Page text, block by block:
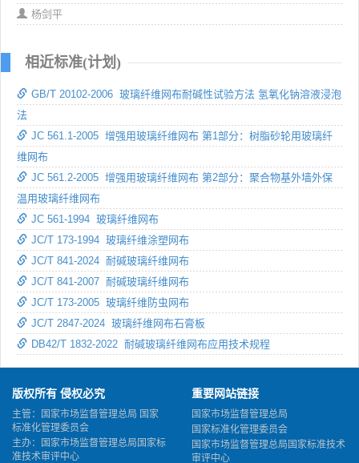
杨剑平
相近标准(计划)
GB/T 20102-2006 玻璃纤维网布耐碱性试验方法 氢氧化钠溶液浸泡
法
JC 561.1-2005 增强用玻璃纤维网布 第1部分：树脂砂轮用玻璃纤
维网布
JC 561.2-2005 增强用玻璃纤维网布 第2部分：聚合物基外墙外保
温用玻璃纤维网布
JC 561-1994 玻璃纤维网布
JC/T 173-1994 玻璃纤维涂塑网布
JC/T 841-2024 耐碱玻璃纤维网布
JC/T 841-2007 耐碱玻璃纤维网布
JC/T 173-2005 玻璃纤维防虫网布
JC/T 2847-2024 玻璃纤维网布石膏板
DB42/T 1832-2022 耐碱玻璃纤维网布应用技术规程
版权所有 侵权必究
主管：国家市场监督管理总局 国家
标准化管理委员会
主办：国家市场监督管理总局国家标
准技术审评中心
重要网站链接
国家市场监督管理总局
国家标准化管理委员会
国家市场监督管理总局国家标准技术
审评中心